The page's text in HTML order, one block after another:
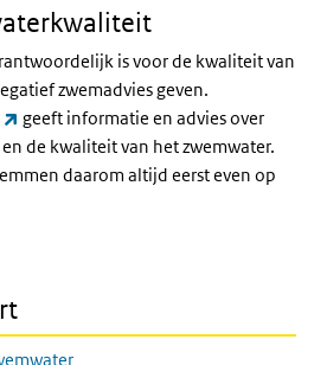
is voor de kwaliteit van
zwemadvies geven.
(externe link)
geeft informatie en advies over
de kwaliteit van het zwemwater.
daarom altijd eerst even op